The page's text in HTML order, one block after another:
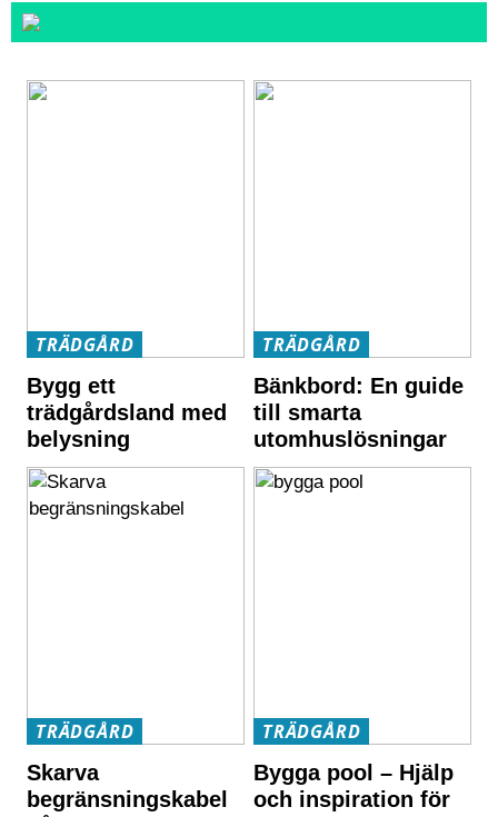
TRÄDGÅRD
Bygg ett
trädgårdsland med
belysning
TRÄDGÅRD
Bänkbord: En guide
till smarta
utomhuslösningar
TRÄDGÅRD
Skarva
begränsningskabel
TRÄDGÅRD
Bygga pool – Hjälp
och inspiration för